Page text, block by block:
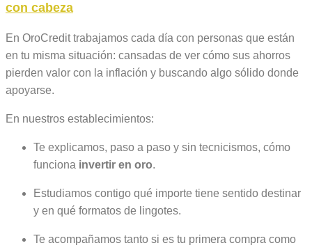
con cabeza
En OroCredit trabajamos cada día con personas que están
en tu misma situación: cansadas de ver cómo sus ahorros
pierden valor con la inflación y buscando algo sólido donde
apoyarse.
En nuestros establecimientos:
Te explicamos, paso a paso y sin tecnicismos, cómo
funciona invertir en oro.
Estudiamos contigo qué importe tiene sentido destinar
y en qué formatos de lingotes.
Te acompañamos tanto si es tu primera compra como